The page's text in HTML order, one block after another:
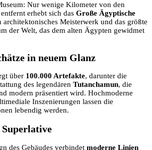
Nur wenige Kilometer von den
erhebt sich das Große Ägyptische
architektonisches Meisterwerk und das größte
der Welt, das dem alten Ägypten gewidmet
in neuem Glanz
über 100.000 Artefakte, darunter die
des legendären Tutanchamun, die
modern präsentiert wird. Hochmoderne
Inszenierungen lassen die
lebendig werden.
des Gebäudes verbindet moderne Linien